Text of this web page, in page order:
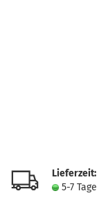
Lieferzeit:
5-7 Tage